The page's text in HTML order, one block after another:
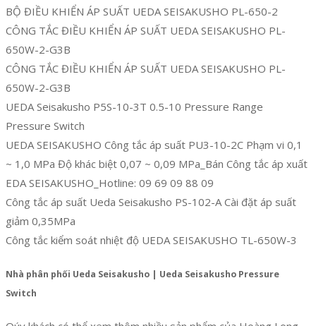
BỘ ĐIỀU KHIỂN ÁP SUẤT UEDA SEISAKUSHO PL-650-2
CÔNG TẮC ĐIỀU KHIỂN ÁP SUẤT UEDA SEISAKUSHO PL-
650W-2-G3B
CÔNG TẮC ĐIỀU KHIỂN ÁP SUẤT UEDA SEISAKUSHO PL-
650W-2-G3B
UEDA Seisakusho P5S-10-3T 0.5-10 Pressure Range
Pressure Switch
UEDA SEISAKUSHO Công tắc áp suất PU3-10-2C Phạm vi 0,1
~ 1,0 MPa Độ khác biệt 0,07 ~ 0,09 MPa_Bán Công tắc áp xuất
EDA SEISAKUSHO_Hotline: 09 69 09 88 09
Công tắc áp suất Ueda Seisakusho PS-102-A Cài đặt áp suất
giảm 0,35MPa
Công tắc kiểm soát nhiệt độ UEDA SEISAKUSHO TL-650W-3
Nhà phân phối Ueda Seisakusho | Ueda Seisakusho Pressure
Switch